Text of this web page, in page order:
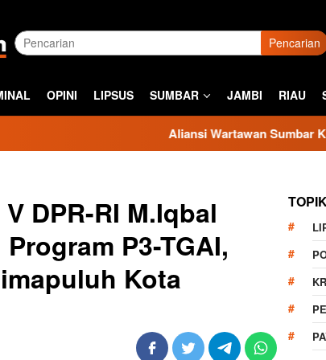
Pencarian
OPINI LIPSUS SUMBAR JAMBI RIAU
Aliansi Wartawan Sumbar Kecam Sikap
DPR-RI M.Iqbal
P3-TGAI,
Kota